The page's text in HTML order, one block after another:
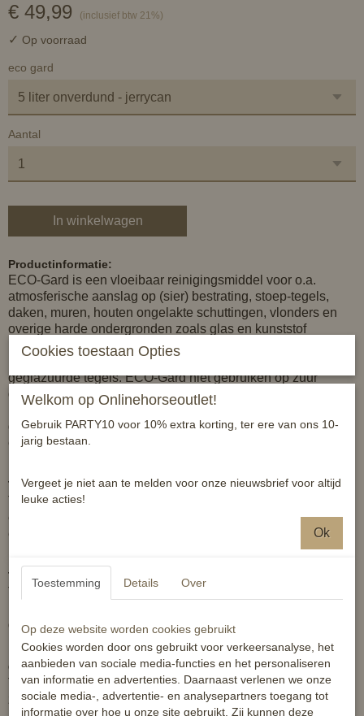
€ 49,99 (inclusief btw 21%)
✓ Op voorraad
eco gard
Aantal
In winkelwagen
Productinformatie:
ECO-Gard is een vloeibaar reinigingsmiddel voor o.a.
atmosferische aanslag op (sier) bestrating, stoep-tegels,
daken, muren, houten ongelakte schuttingen, vlonders en
overige harde ondergronden zoals glas en kunststof
materialen. ECO-Gard verwijdert tevens kalkresten van zuur
bestendige ondergronden, zoals beton en (straat)stenen en
geglazuurde tegels. ECO-Gard niet gebruiken op zuur
gevoelige materialen, chroom, staal, marmer en
kalkzandsteen. ECO-Gard is een reinigingsmiddel, dat is
gebaseerd op azijnzuur en zeep van plantaardige oorsprong
en is gemakkelijk afbreekbaar.
Toepassingsgebieden:
Tuin- en Groensector, gemeenten, openbare werken, lokale
en provinciale overheden, vakantieparken, scholen, sport-
en recreatieve sector.
Toepassing:
Toepassen bij voorkeur droog (min. 3 uren) en zonnig weer.
geborsteld of gespoeld worden.
Gebruiksaanwijzing:
Test het product bij twijfel eerst uit op een bij voorkeur niet
zichtbare plaats om de reactie van de ondergrond te
Cookies toestaan Opties
Welkom op Onlinehorseoutlet!
Gebruik PARTY10 voor 10% extra korting, ter ere van ons 10-
jarig bestaan.
Vergeet je niet aan te melden voor onze nieuwsbrief voor altijd
leuke acties!
Ok
Toestemming Details Over
Op deze website worden cookies gebruikt
Cookies worden door ons gebruikt voor verkeersanalyse, het
aanbieden van sociale media-functies en het personaliseren
van informatie en advertenties. Daarnaast verlenen we onze
sociale media-, advertentie- en analysepartners toegang tot
informatie over hoe u onze site gebruikt. Zij kunnen deze